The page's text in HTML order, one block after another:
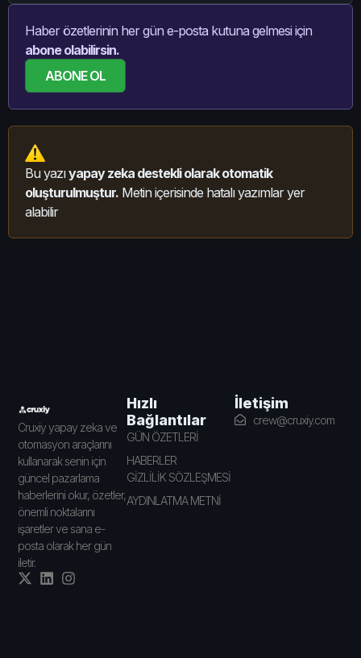
Haber özetlerinin her gün e-posta kutuna gelmesi için
abone olabilirsin.
ABONE OL
Bu yazıyapay zeka destekli olarak otomatik
oluşturulmuştur. Metin içerisinde hatalı yazımlar yer
alabilir
Cruxiy yapay zeka ve
otomasyon araçlarını
kullanarak senin için
güncel pazarlama
haberlerini okur, özetler,
önemli noktalarını
işaretler ve sana e-
posta olarak her gün
iletir.
Hızlı
Bağlantılar
GÜN ÖZETLERİ
HABERLER
GİZLİLİK SÖZLEŞMESİ
AYDINLATMA METNİ
İletişim
crew@cruxiy.com